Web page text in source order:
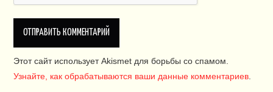
Этот сайт использует Akismet для борьбы со спамом.
Узнайте, как обрабатываются ваши данные комментариев